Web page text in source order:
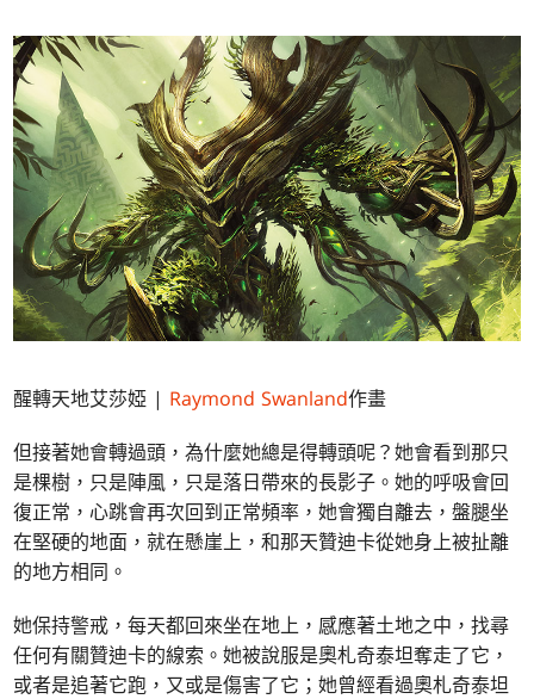
醒轉天地艾莎婭 | Raymond Swanland作畫
但接著她會轉過頭，為什麼她總是得轉頭呢？她會看到那只
是棵樹，只是陣風，只是落日帶來的長影子。她的呼吸會回
復正常，心跳會再次回到正常頻率，她會獨自離去，盤腿坐
在堅硬的地面，就在懸崖上，和那天贊迪卡從她身上被扯離
的地方相同。
她保持警戒，每天都回來坐在地上，感應著土地之中，找尋
任何有關贊迪卡的線索。她被說服是奧札奇泰坦奪走了它，
或者是追著它跑，又或是傷害了它；她曾經看過奧札奇泰坦